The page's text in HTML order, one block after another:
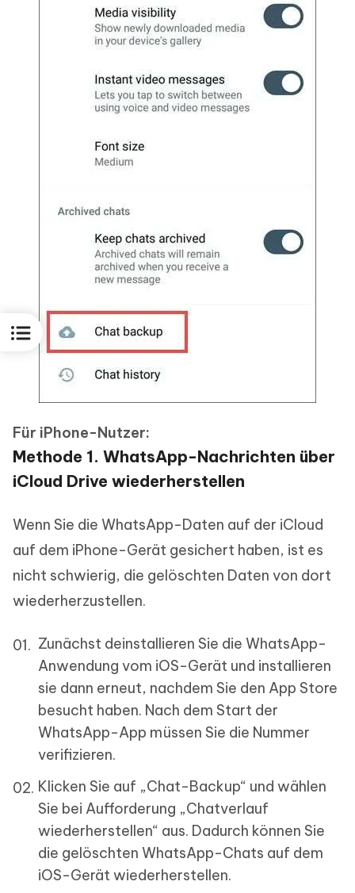
Für iPhone-Nutzer:
Methode 1. WhatsApp-Nachrichten über
iCloud Drive wiederherstellen
Wenn Sie die WhatsApp-Daten auf der iCloud
auf dem iPhone-Gerät gesichert haben, ist es
nicht schwierig, die gelöschten Daten von dort
wiederherzustellen.
Zunächst deinstallieren Sie die WhatsApp-
Anwendung vom iOS-Gerät und installieren
sie dann erneut, nachdem Sie den App Store
besucht haben. Nach dem Start der
WhatsApp-App müssen Sie die Nummer
verifizieren.
Klicken Sie auf „Chat-Backup“ und wählen
Sie bei Aufforderung „Chatverlauf
wiederherstellen“ aus. Dadurch können Sie
die gelöschten WhatsApp-Chats auf dem
iOS-Gerät wiederherstellen.